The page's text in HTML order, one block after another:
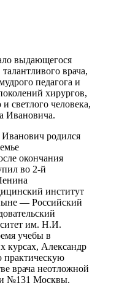
выдающегося
врача,
педагога и
хирургов,
светлого человека,
Ивановича.
родился
окончания
во 2-й
институт
— Российский
им. Н.И.
учебы в
курсах, Александр
практическую
врача неотложной
№131 Москвы.